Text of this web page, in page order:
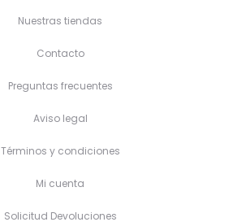
Nuestras tiendas
Contacto
Preguntas frecuentes
Aviso legal
Términos y condiciones
Mi cuenta
Solicitud Devoluciones